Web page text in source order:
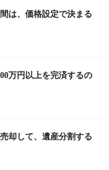
は、価格設定で決まる
万円以上を完済するの
却して、遺産分割する